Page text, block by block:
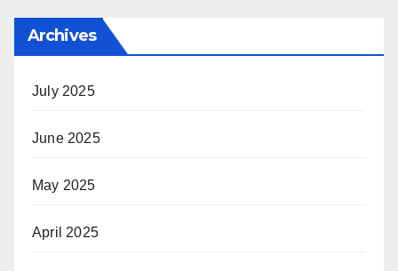
Archives
July 2025
June 2025
May 2025
April 2025